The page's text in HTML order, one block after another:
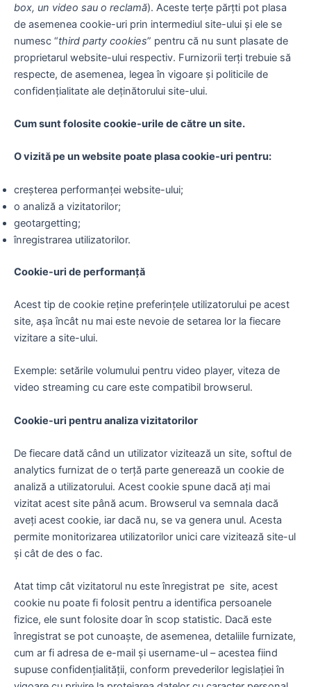
box, un video sau o reclamă). Aceste terțe părțti pot plasa
de asemenea cookie-uri prin intermediul site-ului și ele se
numesc “third party cookies” pentru că nu sunt plasate de
proprietarul website-ului respectiv. Furnizorii terți trebuie să
respecte, de asemenea, legea în vigoare și politicile de
confidențialitate ale deținătorului site-ului.
Cum sunt folosite cookie-urile de către un site.
O vizită pe un website poate plasa cookie-uri pentru:
creșterea performanței website-ului;
o analiză a vizitatorilor;
geotargetting;
înregistrarea utilizatorilor.
Cookie-uri de performanță
Acest tip de cookie reține preferințele utilizatorului pe acest
site, așa încât nu mai este nevoie de setarea lor la fiecare
vizitare a site-ului.
Exemple: setările volumului pentru video player, viteza de
video streaming cu care este compatibil browserul.
Cookie-uri pentru analiza vizitatorilor
De fiecare dată când un utilizator vizitează un site, softul de
analytics furnizat de o terță parte generează un cookie de
analiză a utilizatorului. Acest cookie spune dacă ați mai
vizitat acest site până acum. Browserul va semnala dacă
aveți acest cookie, iar dacă nu, se va genera unul. Acesta
permite monitorizarea utilizatorilor unici care vizitează site-ul
și cât de des o fac.
Atat timp cât vizitatorul nu este înregistrat pe site, acest
cookie nu poate fi folosit pentru a identifica persoanele
fizice, ele sunt folosite doar în scop statistic. Dacă este
înregistrat se pot cunoaște, de asemenea, detaliile furnizate,
cum ar fi adresa de e-mail și username-ul – acestea fiind
supuse confidențialității, conform prevederilor legislației în